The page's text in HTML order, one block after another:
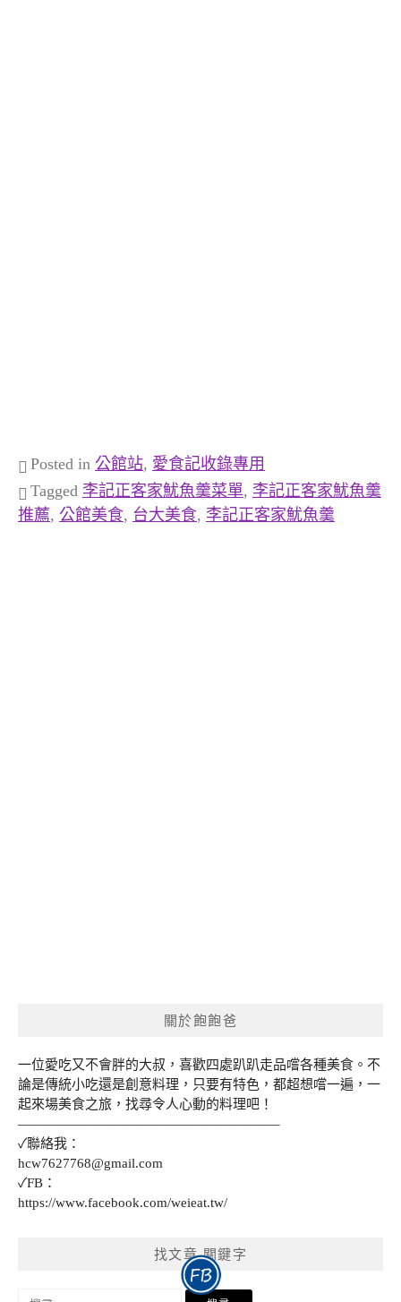
Posted in 公館站, 愛食記收錄專用
Tagged 李記正客家魷魚羹菜單, 李記正客家魷魚羹
推薦, 公館美食, 台大美食, 李記正客家魷魚羹
關於飽飽爸
一位愛吃又不會胖的大叔，喜歡四處趴趴走品嚐各種美食。不
論是傳統小吃還是創意料理，只要有特色，都超想嚐一遍，一
起來場美食之旅，找尋令人心動的料理吧！
———————————————————–
✓聯絡我：
hcw7627768@gmail.com
✓FB：
https://www.facebook.com/weieat.tw/
找文章 關鍵字
搜